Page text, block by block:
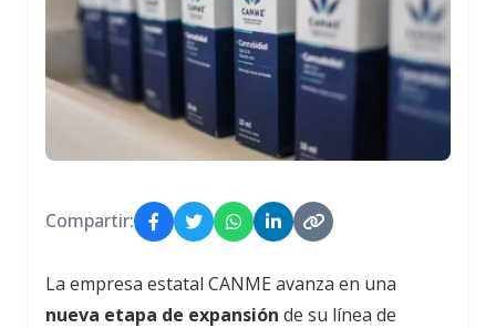
Compartir:
La empresa estatal CANME avanza en una
nueva etapa de expansión de su línea de